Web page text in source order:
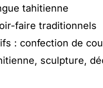
tahitienne
faire traditionnels
: confection de
sculpture,